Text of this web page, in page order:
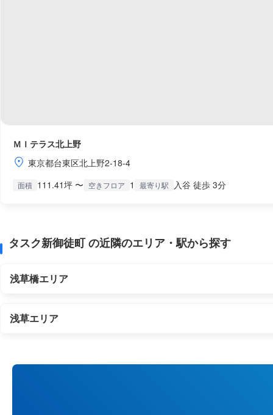
ＭＩテラス北上野
東京都台東区北上野2-18-4
面積 111.41坪 〜 空きフロア 1 最寄り駅 入谷 徒歩 3分
タスク新御徒町 の近隣のエリア・駅から探す
浅草橋エリア
浅草エリア